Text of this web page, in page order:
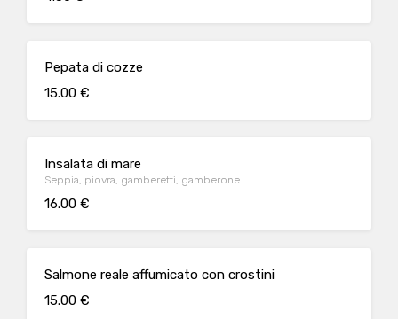
Pepata di cozze
15.00 €
Insalata di mare
Seppia, piovra, gamberetti, gamberone
16.00 €
Salmone reale affumicato con crostini
15.00 €